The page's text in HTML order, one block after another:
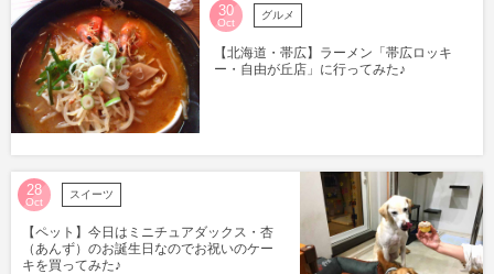
30
Oct
グルメ
【北海道・帯広】ラーメン「帯広ロッキ
ー・自由が丘店」に行ってみた♪
28
Oct
スイーツ
【ペット】今日はミニチュアダックス・杏
（あんず）のお誕生日なのでお祝いのケー
キを買ってみた♪